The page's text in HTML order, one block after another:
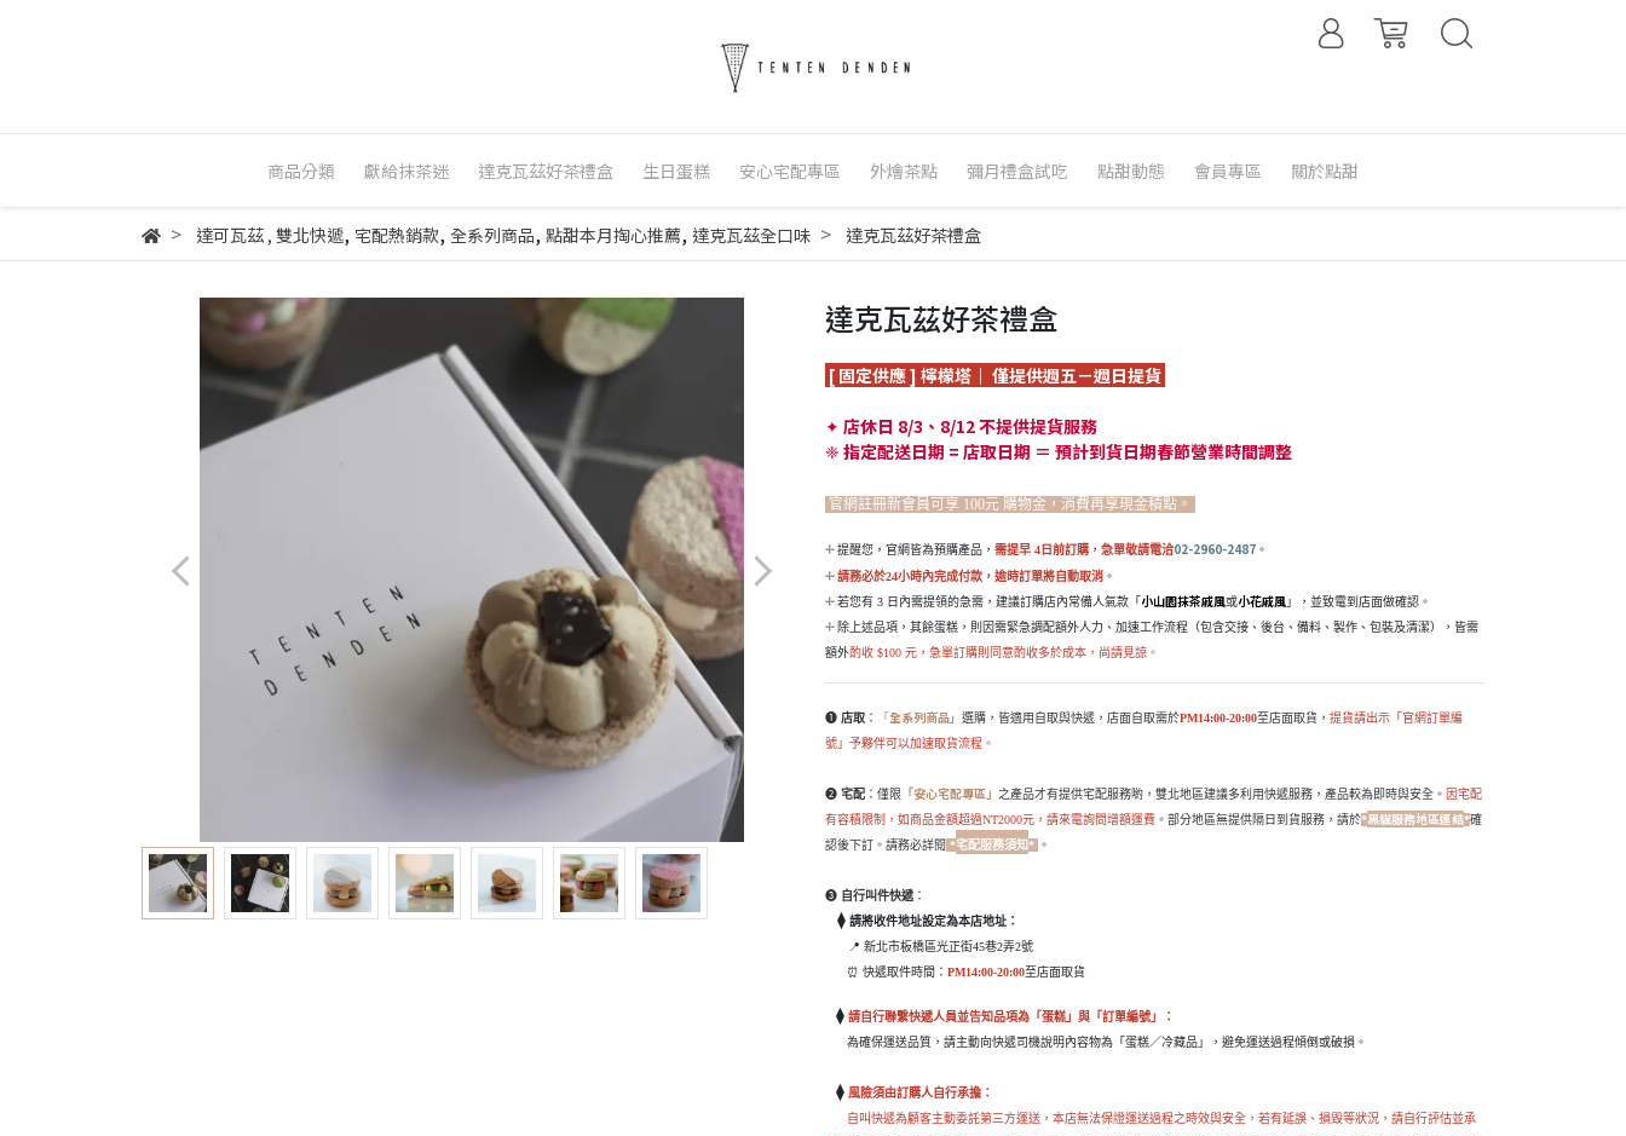
商品分類 獻給抹茶迷 達克瓦茲好茶禮盒 生日蛋糕 安心宅配專區 外燴茶點 彌月禮盒試吃 點甜動態 會員專區 關於點甜
達可瓦茲, 雙北快遞, 宅配熱銷款, 全系列商品, 點甜本月掏心推薦, 達克瓦茲全口味 達克瓦茲好茶禮盒
達克瓦茲好茶禮盒
[ 固定供應 ] 檸檬塔｜ 僅提供週五－週日提貨
✦ 店休日 8/3、8/12 不提供提貨服務
❈ 指定配送日期 = 店取日期 ＝ 預計到貨日期春節營業時間調整
官網註冊新會員可享 100元 購物金，消費再享現金積點。
𓇬提醒您，官網皆為預購產品， 需提早 4日前訂購 ， 急單敬請電洽02-2960-2487 。
𓇬請務必於24小時內完成付款，逾時訂單將自動取消 。
𓇬若您有 3 日內需提領的急需，建議訂購店內常備人氣款「 小山園抹茶戚風或小花戚風」，並致電到店面做確認。
𓇬 除上述品項，其餘蛋糕，則因需緊急調配額外人力、加速工作流程（包含交接、後台、備料、製作、包裝及清潔）， 皆需
額外酌收 $100 元，急單訂購則同意酌收多於成本，尚請見諒。
❶ 店取 ： 「全系列商品」 選購，皆適用自取與快遞，店面自取需於PM14:00-20:00至店面取貨， 提貨請出示「官網訂單編
號」予夥伴可以加速取貨流程。
❷ 宅配 ：僅限 「 安心宅配專區」 之產品才有提供宅配服務喲，雙北地區建議多利用快遞服務，產品較為即時與安全。 因宅配
有容積限制，如商品金額超過NT2000元，請來電詢問增額運費 。部分地區無提供隔日到貨服務，請於*黑貓服務地區連結*確
認後下訂。請務必詳閱 *宅配服務須知* 。
❸ 自行叫件快遞 ：
⧫ 請將收件地址設定為本店地址：
📍 新北市板橋區光正街45巷2弄2號
⏰ 快遞取件時間： PM14:00-20:00至店面取貨
⧫ 請自行聯繫快遞人員並告知品項為「蛋糕」與「訂單編號」：
為確保運送品質，請主動向快遞司機說明內容物為「蛋糕／冷藏品」，避免運送過程傾倒或破損。
⧫ 風險須由訂購人自行承擔：
自叫快遞為顧客主動委託第三方運送，本店無法保證運送過程之時效與安全，若有延誤、損毀等狀況，請自行評估並承